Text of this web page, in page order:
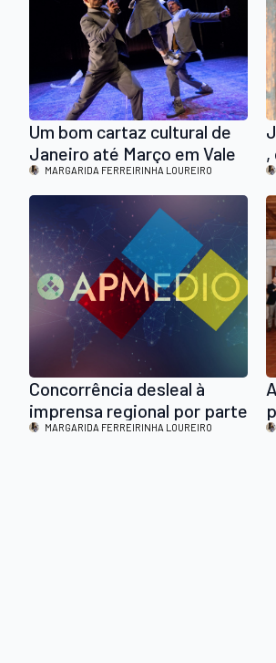
Um bom cartaz cultural de
Janeiro até Março em Vale
de Cambra, há concertos e
espectáculos a não perder
MARGARIDA FERREIRINHA LOUREIRO
,
Concorrência desleal à
imprensa regional por parte
das autarquias locais
MARGARIDA FERREIRINHA LOUREIRO